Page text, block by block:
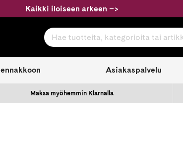
Kaikki iloiseen arkeen –>
Hae tuotteita, kategorioita tai artikkeleita
Asiakaspalvelu
Maksa myöhemmin Klarnalla